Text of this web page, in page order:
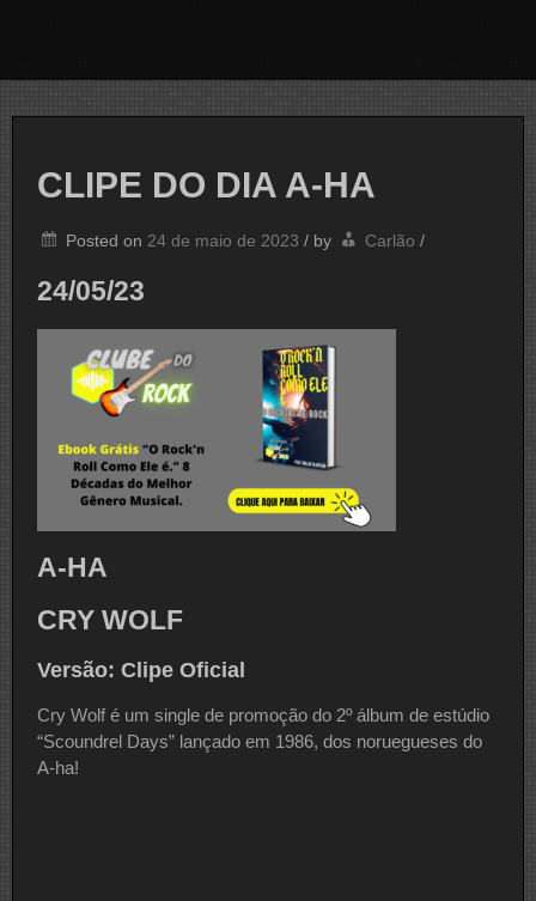
CLIPE DO DIA A-HA
Posted on 24 de maio de 2023 / by Carlão /
24/05/23
A-HA
CRY WOLF
Versão: Clipe Oficial
Cry Wolf é um single de promoção do 2º álbum de estúdio
“Scoundrel Days” lançado em 1986, dos noruegueses do
A-ha!